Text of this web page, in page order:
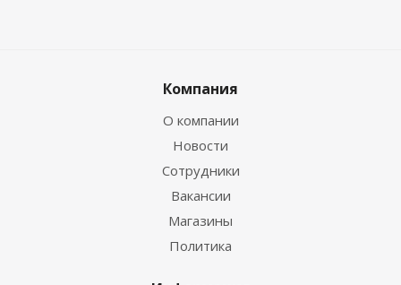
Компания
О компании
Новости
Сотрудники
Вакансии
Магазины
Политика